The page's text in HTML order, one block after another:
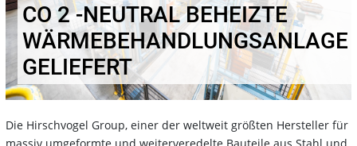
CO 2 -NEUTRAL BEHEIZTE
WÄRMEBEHANDLUNGSANLAGE
GELIEFERT
Die Hirschvogel Group, einer der weltweit größten Hersteller für